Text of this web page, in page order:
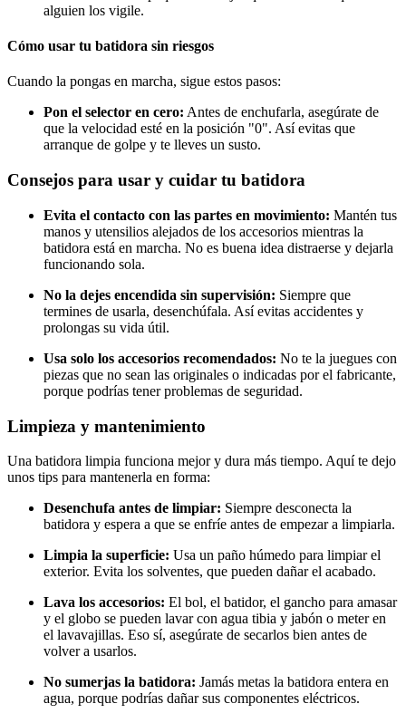
alguien los vigile.
Cómo usar tu batidora sin riesgos
Cuando la pongas en marcha, sigue estos pasos:
Pon el selector en cero: Antes de enchufarla, asegúrate de
que la velocidad esté en la posición "0". Así evitas que
arranque de golpe y te lleves un susto.
Consejos para usar y cuidar tu batidora
Evita el contacto con las partes en movimiento: Mantén tus
manos y utensilios alejados de los accesorios mientras la
batidora está en marcha. No es buena idea distraerse y dejarla
funcionando sola.
No la dejes encendida sin supervisión: Siempre que
termines de usarla, desenchúfala. Así evitas accidentes y
prolongas su vida útil.
Usa solo los accesorios recomendados: No te la juegues con
piezas que no sean las originales o indicadas por el fabricante,
porque podrías tener problemas de seguridad.
Limpieza y mantenimiento
Una batidora limpia funciona mejor y dura más tiempo. Aquí te dejo
unos tips para mantenerla en forma:
Desenchufa antes de limpiar: Siempre desconecta la
batidora y espera a que se enfríe antes de empezar a limpiarla.
Limpia la superficie: Usa un paño húmedo para limpiar el
exterior. Evita los solventes, que pueden dañar el acabado.
Lava los accesorios: El bol, el batidor, el gancho para amasar
y el globo se pueden lavar con agua tibia y jabón o meter en
el lavavajillas. Eso sí, asegúrate de secarlos bien antes de
volver a usarlos.
No sumerjas la batidora: Jamás metas la batidora entera en
agua, porque podrías dañar sus componentes eléctricos.